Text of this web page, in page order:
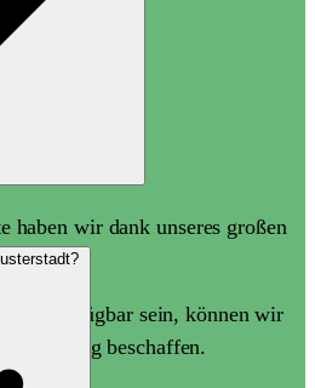
haben wir dank unseres großen
verfügbar sein, können wir
selben Tag beschaffen.